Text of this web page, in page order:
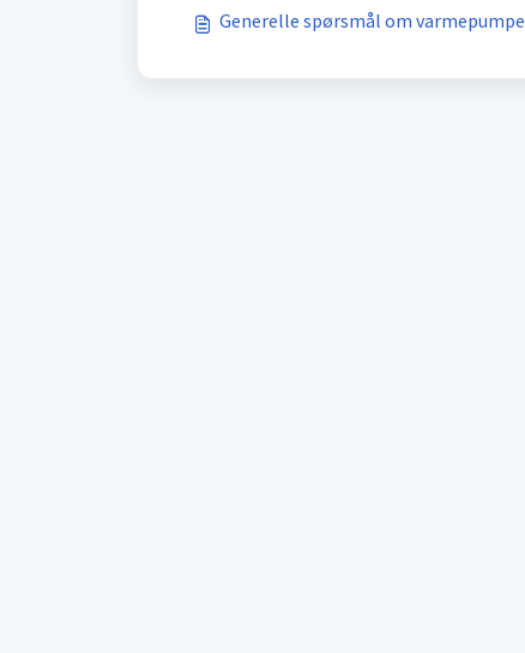
Generelle spørsmål om varmepumpe